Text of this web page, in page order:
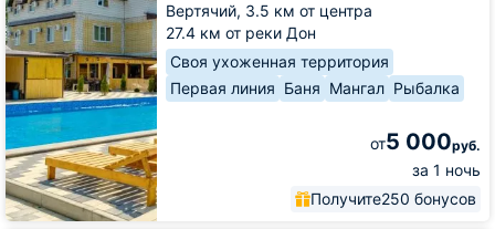
Вертячий, 3.5 км от центра
27.4 км от реки Дон
Своя ухоженная территория
Первая линия Баня Мангал Рыбалка
от5 000руб.
за 1 ночь
Получите250 бонусов